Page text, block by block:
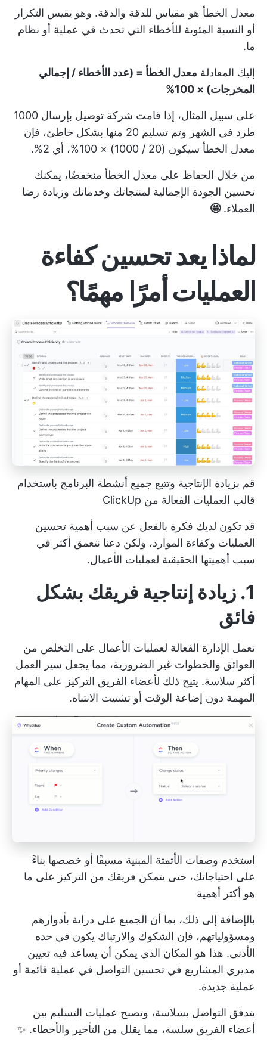
معدل الخطأ هو مقياس للدقة والدقة. وهو يقيس التكرار
أو النسبة المئوية للأخطاء التي تحدث في عملية أو نظام
ما.
إليك المعادلة معدل الخطأ = (عدد الأخطاء / إجمالي
المخرجات) × 100%
على سبيل المثال، إذا قامت شركة توصيل بإرسال 1000
طرد في الشهر وتم تسليم 20 منها بشكل خاطئ، فإن
معدل الخطأ سيكون (20 / 1000) × 100%، أي 2%.
من خلال الحفاظ على معدل الخطأ منخفضًا، يمكنك
تحسين الجودة الإجمالية لمنتجاتك وخدماتك وزيادة رضا
العملاء.🤩
لماذا يعد تحسين كفاءة
العمليات أمرًا مهمًا؟
قم بزيادة الإنتاجية وتتبع جميع أنشطة البرنامج باستخدام
قالب العمليات الفعالة من ClickUp
قد تكون لديك فكرة بالفعل عن سبب أهمية تحسين
العمليات وكفاءة الموارد، ولكن دعنا نتعمق أكثر في
سبب أهميتها الحقيقية لعمليات الأعمال.
1. زيادة إنتاجية فريقك بشكل
فائق
تعمل الإدارة الفعالة لعمليات الأعمال على التخلص من
العوائق والخطوات غير الضرورية، مما يجعل سير العمل
أكثر سلاسة. يتيح ذلك لأعضاء الفريق التركيز على المهام
المهمة دون إضاعة الوقت أو تشتيت الانتباه.
استخدم وصفات الأتمتة المبنية مسبقًا أو خصصها بناءً
على احتياجاتك، حتى يتمكن فريقك من التركيز على ما
هو أكثر أهمية
بالإضافة إلى ذلك، بما أن الجميع على دراية بأدوارهم
ومسؤولياتهم، فإن الشكوك والارتباك يكون في حده
الأدنى. هذا هو المكان الذي يمكن أن يساعد فيه تعيين
مديري المشاريع في تحسين التواصل في عملية قائمة أو
عملية جديدة.
يتدفق التواصل بسلاسة، وتصبح عمليات التسليم بين
أعضاء الفريق سلسة، مما يقلل من التأخير والأخطاء. ✨